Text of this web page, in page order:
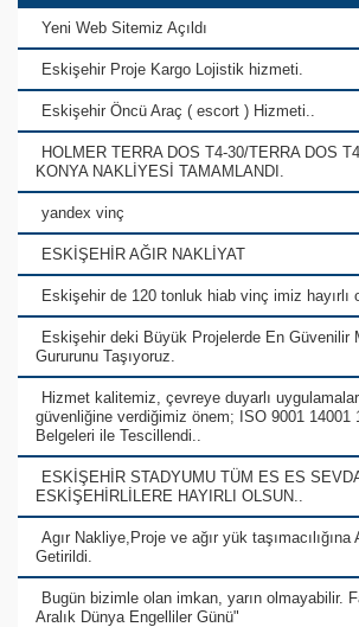
Yeni Web Sitemiz Açıldı
Eskişehir Proje Kargo Lojistik hizmeti.
Eskişehir Öncü Araç ( escort ) Hizmeti..
HOLMER TERRA DOS T4-30/TERRA DOS
KONYA NAKLİYESİ TAMAMLANDI.
yandex vinç
ESKİŞEHİR AĞIR NAKLİYAT
Eskişehir de 120 tonluk hiab vinç imiz hayırlı
Eskişehir deki Büyük Projelerde En Güvenilir
Gururunu Taşıyoruz.
Hizmet kalitemiz, çevreye duyarlı
güvenliğine verdiğimiz önem; ISO 9001 14001
Belgeleri ile Tescillendi..
ESKİŞEHİR STADYUMU TÜM ES ES
ESKİŞEHİRLİLERE HAYIRLI OLSUN..
Agır Nakliye,Proje ve ağır yük taşımacılığına
Getirildi.
Bugün bizimle olan imkan, yarın olmayabilir.
Aralık Dünya Engelliler Günü"